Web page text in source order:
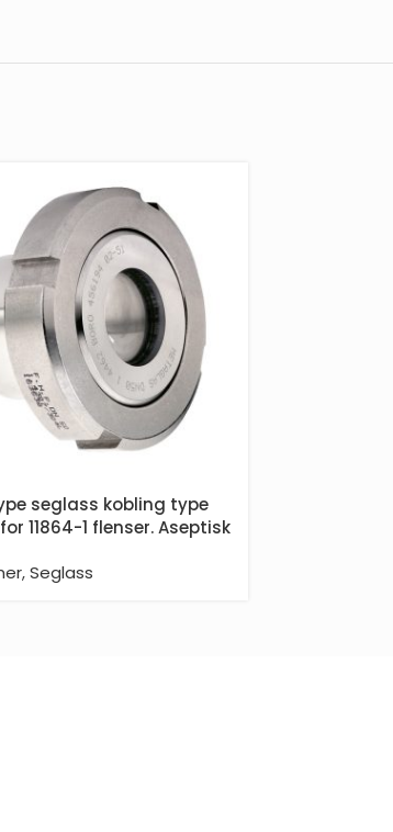
seglass kobling type
11864-1 flenser. Aseptisk
,Seglass